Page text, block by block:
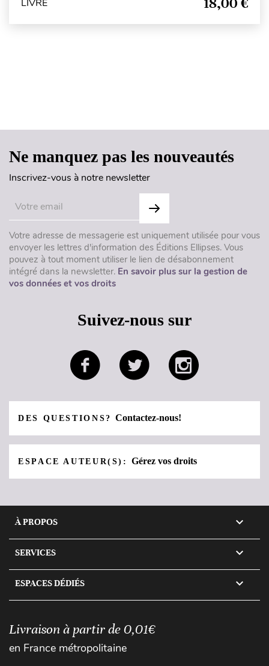
LIVRE
Ne manquez pas les nouveautés
Inscrivez-vous à notre newsletter
Votre adresse de messagerie est uniquement utilisée pour vous
envoyer les lettres d'information des Éditions Ellipses. Vous
pouvez à tout moment utiliser le lien de désabonnement
intégré dans la newsletter. En savoir plus sur la gestion de
vos données et vos droits
Suivez-nous sur
DES QUESTIONS?Contactez-nous!
ESPACE AUTEUR(S):Gérez vos droits
À PROPOS 
SERVICES 
ESPACES DÉDIÉS 
Livraison à partir de 0,01€
en France métropolitaine